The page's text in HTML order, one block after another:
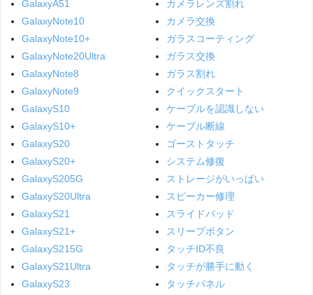
GalaxyA51
GalaxyNote10
GalaxyNote10+
GalaxyNote20Ultra
GalaxyNote8
GalaxyNote9
GalaxyS10
GalaxyS10+
GalaxyS20
GalaxyS20+
GalaxyS205G
GalaxyS20Ultra
GalaxyS21
GalaxyS21+
GalaxyS215G
GalaxyS21Ultra
GalaxyS23
カメラレンズ割れ
カメラ交換
ガラスコーティング
ガラス交換
ガラス割れ
クイックスタート
ケーブルを認識しない
ケーブル断線
ゴーストタッチ
システム修復
ストレージがいっぱい
スピーカー修理
スライドパッド
スリープボタン
タッチID不良
タッチが勝手に動く
タッチパネル